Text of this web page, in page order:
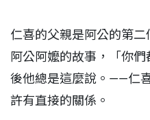
仁喜的父親是阿公的第
阿公阿嬤的故事，「你
後他總是這麼說。——仁
許有直接的關係。